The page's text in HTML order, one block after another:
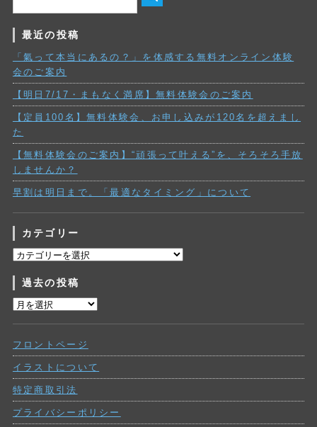
最近の投稿
「氣って本当にあるの？」を体感する無料オンライン体験
会のご案内
【明日7/17・まもなく満席】無料体験会のご案内
【定員100名】無料体験会、お申し込みが120名を超えまし
た
【無料体験会のご案内】“頑張って叶える”を、そろそろ手放
しませんか？
早割は明日まで。「最適なタイミング」について
カテゴリー
カ
ゴ
リ
ー
過去の投稿
過
投
稿
フロントページ
イラストについて
特定商取引法
プライバシーポリシー